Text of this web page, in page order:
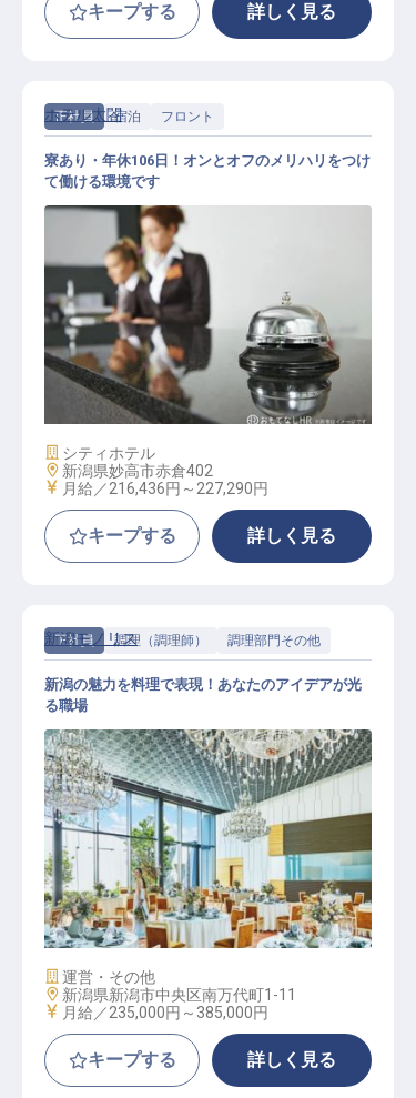
キープする 詳しく見る
正社員 宿泊 フロント
ホテルフロント
ホテル太閤
寮あり・年休106日！オンとオフのメリハリをつけ
て働ける環境です
施設業態
シティホテル
勤務地
新潟県妙高市赤倉402
給与
月給／216,436円～ 227,290円
キープする 詳しく見る
正社員 調理（調理師） 調理部門その他
調理スタッフ
新潟モノリス
新潟の魅力を料理で表現！あなたのアイデアが光
る職場
施設業態
運営・その他
勤務地
新潟県新潟市中央区南万代町1-11
給与
月給／235,000円～ 385,000円
キープする 詳しく見る